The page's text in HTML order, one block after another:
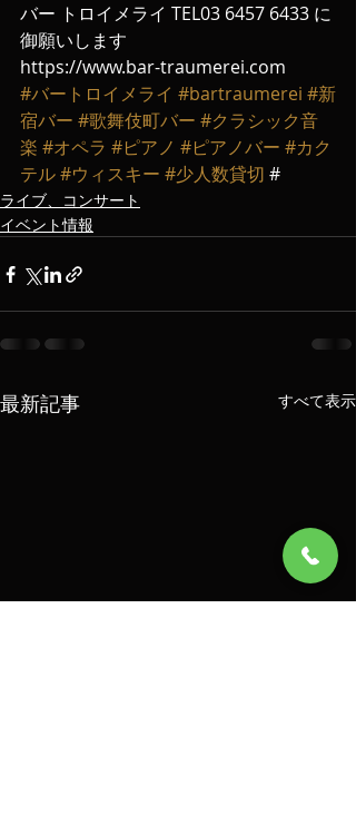
バー トロイメライ TEL03 6457 6433 に
御願いします
https://www.bar-traumerei.com
#バートロイメライ #bartraumerei #新
宿バー #歌舞伎町バー #クラシック音
楽 #オペラ #ピアノ #ピアノバー #カク
テル#ウィスキー #少人数貸切 #
ライブ、コンサート
イベント情報
最新記事 すべて表示